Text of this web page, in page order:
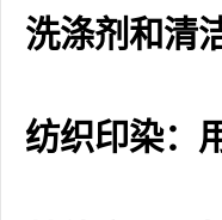
洗涤剂和清
纺织印染：